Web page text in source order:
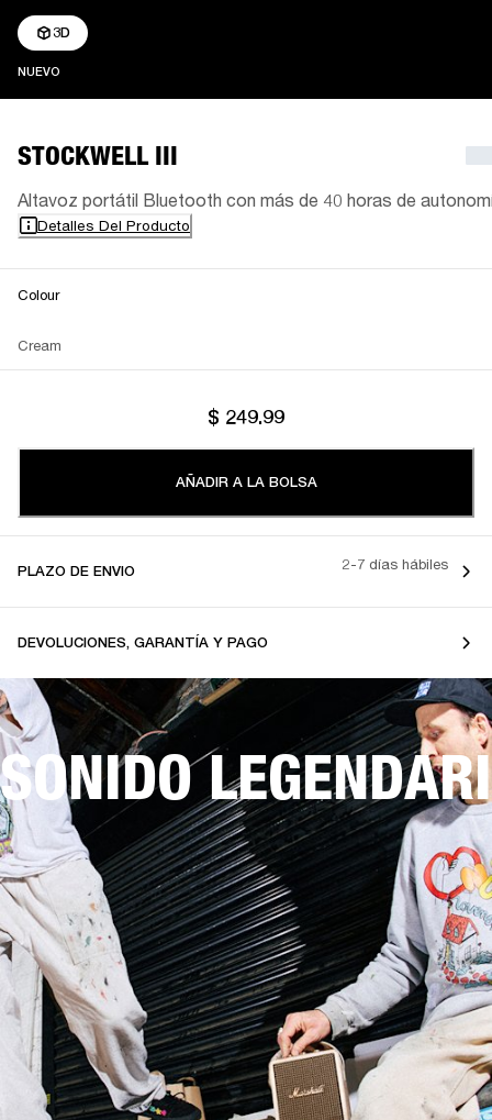
NUEVO
3D
STOCKWELL III
Altavoz portátil Bluetooth con más de 40 horas de
Detalles Del Producto
Colour
Cream
$ 249.99
AÑADIR A LA BOLSA
PLAZO DE ENVIO 2-7 días hábiles
DEVOLUCIONES, GARANTÍA Y PAGO
SONIDO